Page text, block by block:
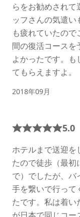
らをお勧めされて
ッフさんの気遣
も疲れていたの
間の復活コースを
よかったです。
てもらえますよ。
2018年09月
5.0
ホテルまで送迎を
たので徒歩（最
で）でしたが、バ
手を繋いで行って
たです。私は着い